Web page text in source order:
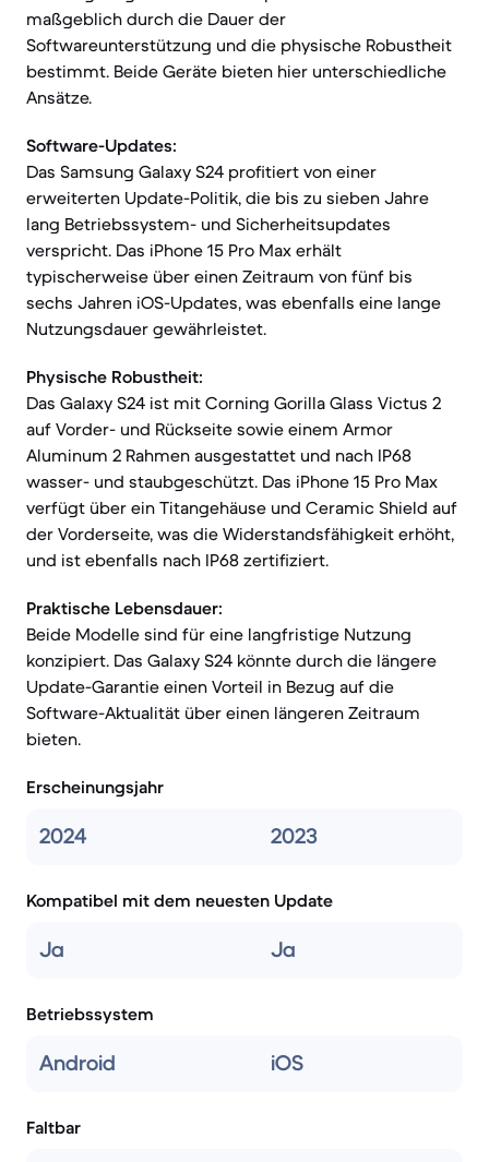
maßgeblich durch die Dauer der
Softwareunterstützung und die physische Robustheit
bestimmt. Beide Geräte bieten hier unterschiedliche
Ansätze.
Software-Updates:
Das Samsung Galaxy S24 profitiert von einer
erweiterten Update-Politik, die bis zu sieben Jahre
lang Betriebssystem- und Sicherheitsupdates
verspricht. Das iPhone 15 Pro Max erhält
typischerweise über einen Zeitraum von fünf bis
sechs Jahren iOS-Updates, was ebenfalls eine lange
Nutzungsdauer gewährleistet.
Physische Robustheit:
Das Galaxy S24 ist mit Corning Gorilla Glass Victus 2
auf Vorder- und Rückseite sowie einem Armor
Aluminum 2 Rahmen ausgestattet und nach IP68
wasser- und staubgeschützt. Das iPhone 15 Pro Max
verfügt über ein Titangehäuse und Ceramic Shield auf
der Vorderseite, was die Widerstandsfähigkeit erhöht,
und ist ebenfalls nach IP68 zertifiziert.
Praktische Lebensdauer:
Beide Modelle sind für eine langfristige Nutzung
konzipiert. Das Galaxy S24 könnte durch die längere
Update-Garantie einen Vorteil in Bezug auf die
Software-Aktualität über einen längeren Zeitraum
bieten.
Erscheinungsjahr
2024 2023
Kompatibel mit dem neuesten Update
Ja Ja
Betriebssystem
Android iOS
Faltbar